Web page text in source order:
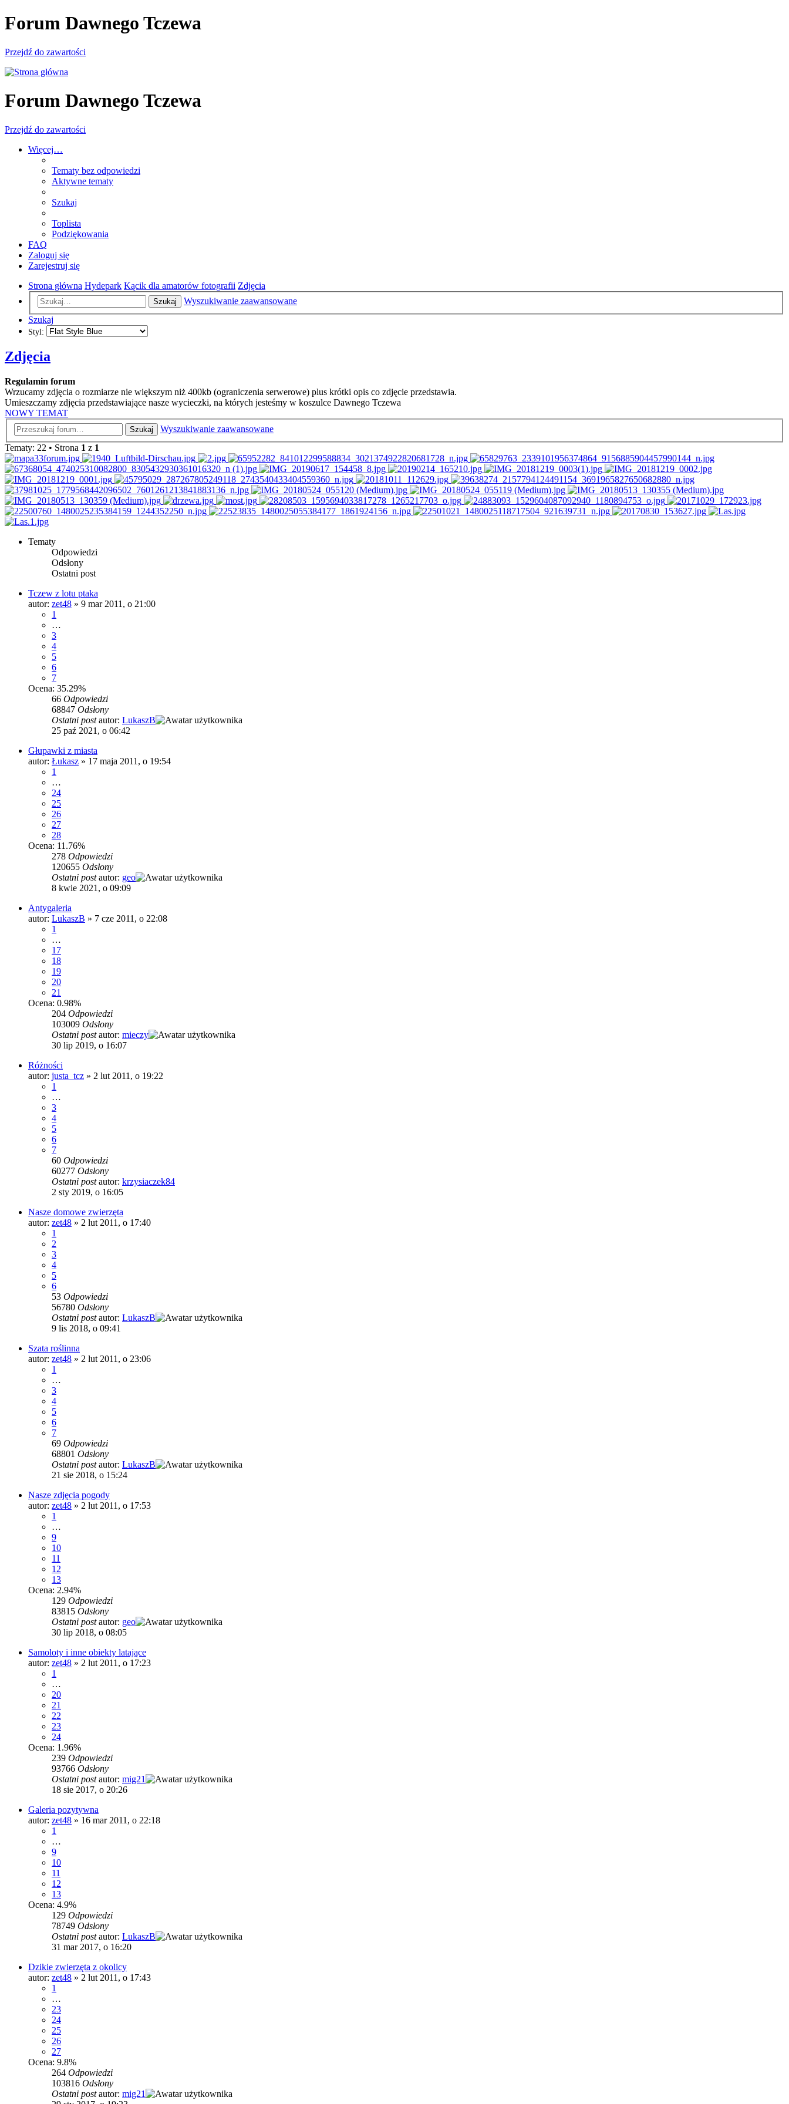
Forum Dawnego Tczewa
Przejdź do zawartości
Forum Dawnego Tczewa
Przejdź do zawartości
Więcej…
Tematy bez odpowiedzi
Aktywne tematy
Szukaj
Toplista
Podziękowania
FAQ
Zaloguj się
Zarejestruj się
Strona główna Hydepark Kącik dla amatorów fotografii Zdjęcia
Szukaj
Wyszukiwanie zaawansowane
Szukaj
Styl:
Zdjęcia
Regulamin forum
Wrzucamy zdjęcia o rozmiarze nie większym niż 400kb (ograniczenia serwerowe) plus krótki opis co zdjęcie przedstawia.
Umieszczamy zdjęcia przedstawiające nasze wycieczki, na których jesteśmy w koszulce Dawnego Tczewa
NOWY TEMAT
Szukaj
Wyszukiwanie zaawansowane
Tematy: 22 • Strona 1 z 1
Tematy
Odpowiedzi
Odsłony
Ostatni post
Tczew z lotu ptaka
autor: zet48 » 9 mar 2011, o 21:00
1
…
3
4
5
6
7
Ocena: 35.29%
66 Odpowiedzi
68847 Odsłony
Ostatni postautor: LukaszB
25 paź 2021, o 06:42
Głupawki z miasta
autor: Łukasz » 17 maja 2011, o 19:54
1
…
24
25
26
27
28
Ocena: 11.76%
278 Odpowiedzi
120655 Odsłony
Ostatni postautor: geo
8 kwie 2021, o 09:09
Antygaleria
autor: LukaszB » 7 cze 2011, o 22:08
1
…
17
18
19
20
21
Ocena: 0.98%
204 Odpowiedzi
103009 Odsłony
Ostatni postautor: mieczy
30 lip 2019, o 16:07
Różności
autor: justa_tcz » 2 lut 2011, o 19:22
1
…
3
4
5
6
7
60 Odpowiedzi
60277 Odsłony
Ostatni postautor: krzysiaczek84
2 sty 2019, o 16:05
Nasze domowe zwierzęta
autor: zet48 » 2 lut 2011, o 17:40
1
2
3
4
5
6
53 Odpowiedzi
56780 Odsłony
Ostatni postautor: LukaszB
9 lis 2018, o 09:41
Szata roślinna
autor: zet48 » 2 lut 2011, o 23:06
1
…
3
4
5
6
7
69 Odpowiedzi
68801 Odsłony
Ostatni postautor: LukaszB
21 sie 2018, o 15:24
Nasze zdjęcia pogody
autor: zet48 » 2 lut 2011, o 17:53
1
…
9
10
11
12
13
Ocena: 2.94%
129 Odpowiedzi
83815 Odsłony
Ostatni postautor: geo
30 lip 2018, o 08:05
Samoloty i inne obiekty latające
autor: zet48 » 2 lut 2011, o 17:23
1
…
20
21
22
23
24
Ocena: 1.96%
239 Odpowiedzi
93766 Odsłony
Ostatni postautor: mig21
18 sie 2017, o 20:26
Galeria pozytywna
autor: zet48 » 16 mar 2011, o 22:18
1
…
9
10
11
12
13
Ocena: 4.9%
129 Odpowiedzi
78749 Odsłony
Ostatni postautor: LukaszB
31 mar 2017, o 16:20
Dzikie zwierzęta z okolicy
autor: zet48 » 2 lut 2011, o 17:43
1
…
23
24
25
26
27
Ocena: 9.8%
264 Odpowiedzi
103816 Odsłony
Ostatni postautor: mig21